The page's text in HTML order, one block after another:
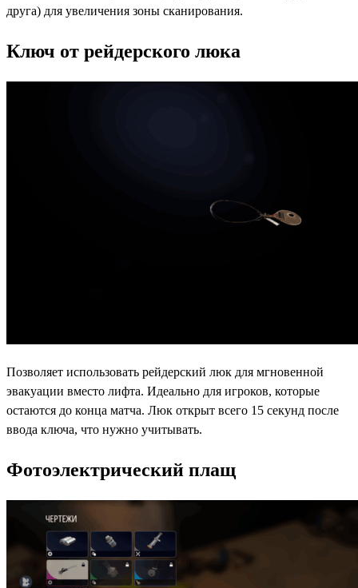
друга) для увеличения зоны сканирования.
Ключ от рейдерского люка
Позволяет использовать рейдерский люк для мгновенной
эвакуации вместо лифта. Идеально для игроков, которые
остаются до конца матча. Люк открыт всего 15 секунд после
ввода ключа, что нужно учитывать.
Фотоэлектрический плащ